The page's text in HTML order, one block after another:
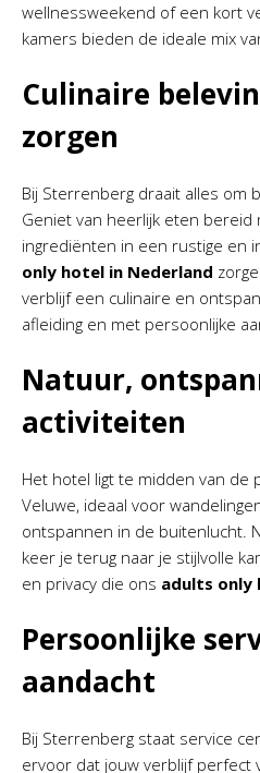
wellnessweekend of een kort
kamers bieden de ideale mix
Culinaire
zorgen
Bij Sterrenberg draait alles om
Geniet van heerlijk eten bereid
ingrediënten in een rustige en
only hotel in Nederland
verblijf een culinaire en
afleiding en met persoonlijke
Natuur,
activiteiten
Het hotel ligt te midden van de
Veluwe, ideaal voor
ontspannen in de buitenlucht.
keer je terug naar je stijlvolle
en privacy die ons adults only
Persoonlijke
aandacht
Bij Sterrenberg staat service
ervoor dat jouw verblijf perfect